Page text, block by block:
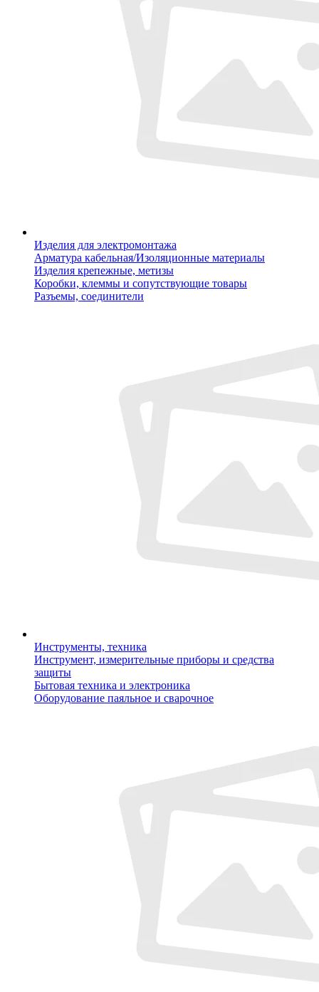
Изделия для электромонтажа
Арматура кабельная/Изоляционные материалы
Изделия крепежные, метизы
Коробки, клеммы и сопутствующие товары
Разъемы, соединители
Инструменты, техника
Инструмент, измерительные приборы и средства
защиты
Бытовая техника и электроника
Оборудование паяльное и сварочное